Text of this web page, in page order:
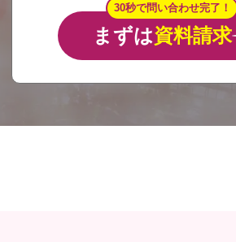
30秒で問い合わせ完了！
まずは資料請求